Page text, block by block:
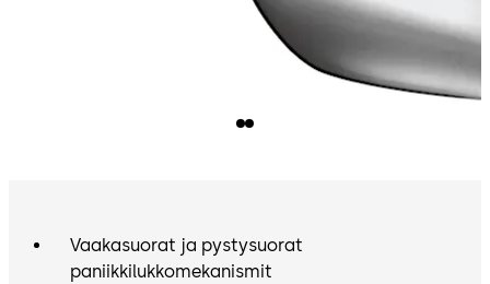
Vaakasuorat ja pystysuorat
paniikkilukkomekanismit